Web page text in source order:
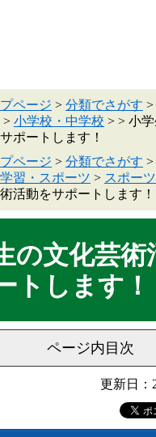
プページ > 分類でさがす >
> 小学校・中学校 > > 小
ポートします！
プページ > 分類でさがす >
習・スポーツ > スポーツ
活動をサポートします！
の文化芸術
トします！
ページ内目次
更新日：